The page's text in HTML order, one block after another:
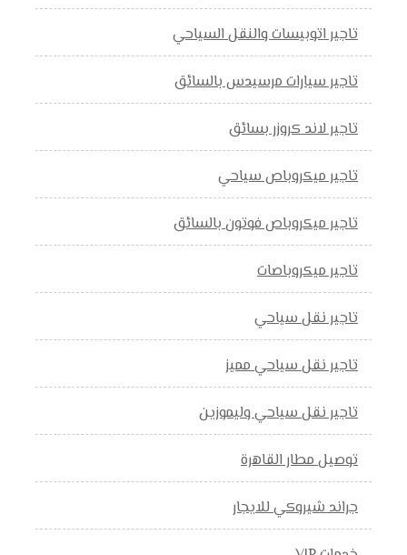
تاجير اتوبيسات والنقل السياحي
تاجير سيارات مرسيدس بالسائق
تاجير لاند كروزر بسائق
تاجير ميكروباص سياحي
تاجير ميكروباص فوتون بالسائق
تاجير ميكروباصات
تاجير نقل سياحي
تاجير نقل سياحي مميز
تاجير نقل سياحي وليموزين
توصيل مطار القاهرة
جراند شيروكي للايجار